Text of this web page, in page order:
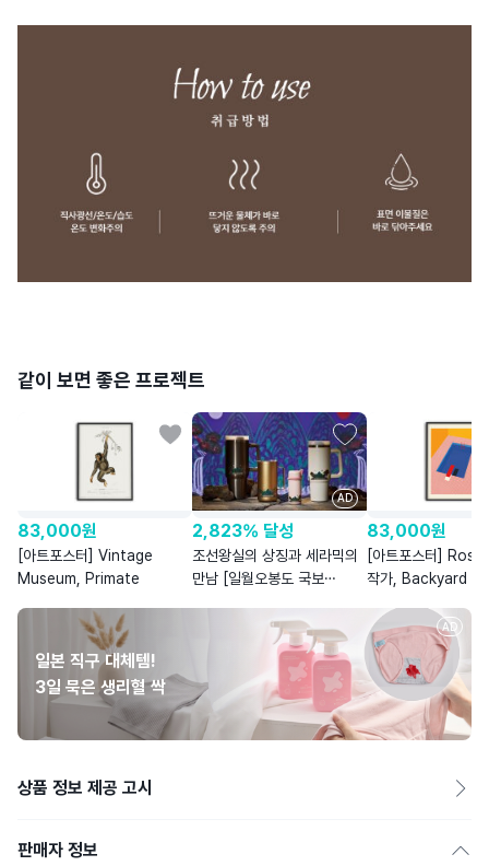
같이 보면 좋은 프로젝트
83,000원
[아트포스터] Vintage
Museum, Primate
AD
2,823% 달성
조선왕실의 상징과 세라믹의
만남 [일월오봉도 국보
83,000원
[아트포스터] Rosi
작가, Backyard
일본 직구 대체템!
3일 묵은 생리혈 싹
AD
상품 정보 제공 고시
판매자 정보